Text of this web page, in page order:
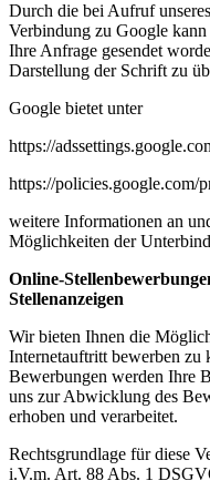
Durch die bei Aufruf
Verbindung zu Google
Ihre Anfrage gesendet
Darstellung der Schrift zu
Google bietet unter
https://
https://policies.google.com/
weitere Informationen an
Möglichkeiten der
Online-
Stellenanzeigen
Wir bieten Ihnen die
Internetauftritt bewerben zu
Bewerbungen werden Ihre
uns zur Abwicklung des
erhoben und verarbeitet.
Rechtsgrundlage für diese
i.V.m. Art. 88 Abs. 1